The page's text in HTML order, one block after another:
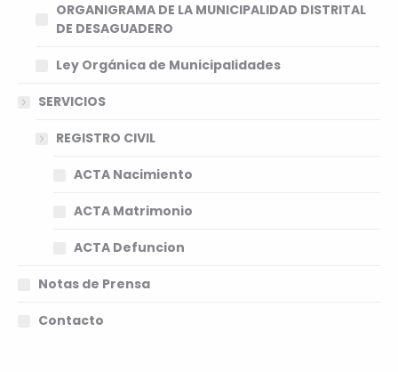
ORGANIGRAMA DE LA MUNICIPALIDAD DISTRITAL
DE DESAGUADERO
Ley Orgánica de Municipalidades
SERVICIOS
REGISTRO CIVIL
ACTA Nacimiento
ACTA Matrimonio
ACTA Defuncion
Notas de Prensa
Contacto